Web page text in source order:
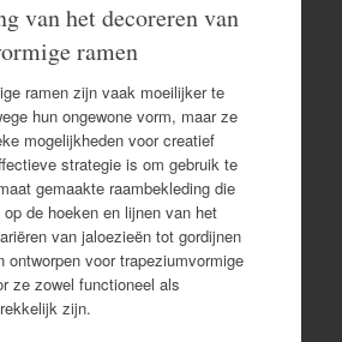
van het decoreren van
ramen
ramen zijn vaak moeilijker te
hun ongewone vorm, maar ze
mogelijkheden voor creatief
strategie is om gebruik te
gemaakte raambekleding die
de hoeken en lijnen van het
van jaloezieën tot gordijnen
ontworpen voor trapeziumvormige
ze zowel functioneel als
zijn.